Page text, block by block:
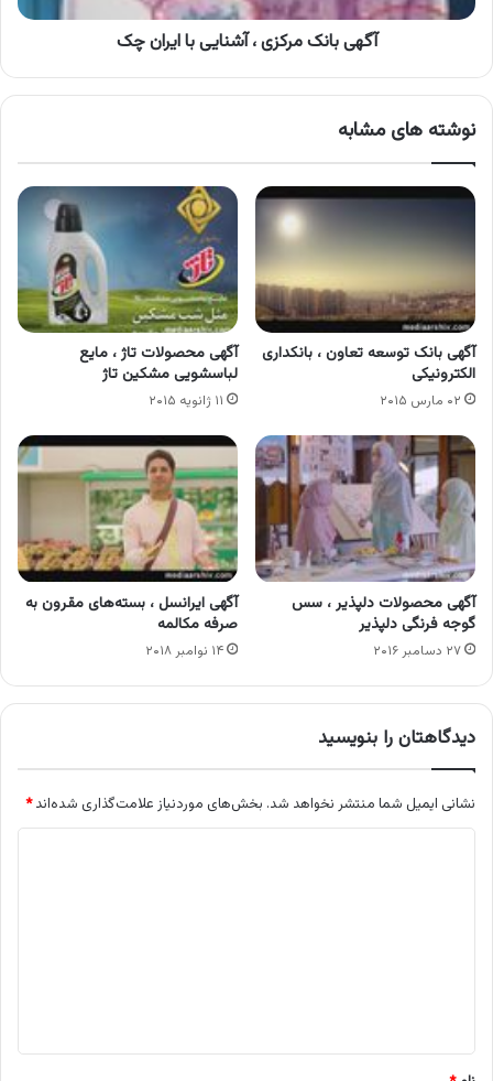
آگهی بانک مرکزی ، آشنایی با ایران چک
نوشته های مشابه
آگهی بانک توسعه تعاون ، بانکداری
الکترونیکی
۰۲ مارس ۲۰۱۵
آگهی محصولات تاژ ، مایع
لباسشویی مشکین تاژ
۱۱ ژانویه ۲۰۱۵
آگهی محصولات دلپذیر ، سس
گوجه فرنگی دلپذیر
۲۷ دسامبر ۲۰۱۶
آگهی ایرانسل ، بسته‌های مقرون به
صرفه مکالمه
۱۴ نوامبر ۲۰۱۸
دیدگاهتان را بنویسید
نشانی ایمیل شما منتشر نخواهد شد. بخش‌های موردنیاز علامت‌گذاری شده‌اند*